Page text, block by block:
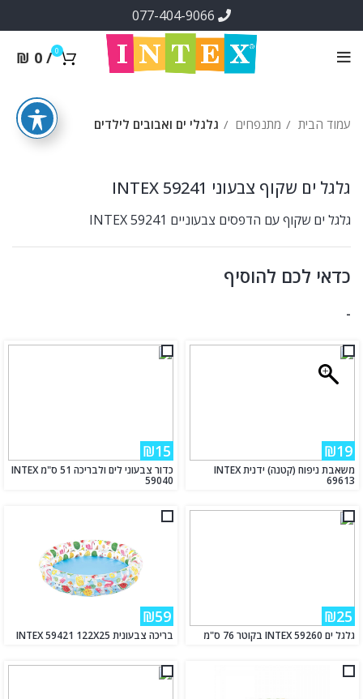
0
/
₪ 0
עמוד הבית מתנפחים גלגלי ים ואבובים לילדים
גלגל ים שקוף צבעוני INTEX 59241
גלגל ים שקוף עם הדפסים צבעוניים INTEX 59241
כדאי לכם להוסיף
-
₪19
משאבת ניפוח (קטנה) ידנית INTEX
69613
₪15
כדור צבעוני לים ולבריכה 51 ס"מ INTEX
59040
₪25
גלגל ים INTEX 59260 בקוטר 76 ס"מ
₪59
בריכה צבעונית INTEX 59421 122X25